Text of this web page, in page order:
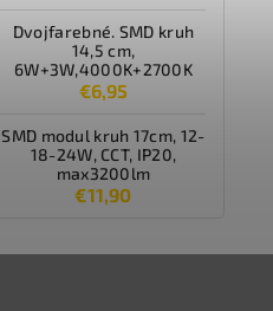
Dvojfarebné. SMD kruh
14,5 cm,
6W+3W,4000K+2700K
€6,95
SMD modul kruh 17cm, 12-
18-24W, CCT, IP20,
max3200lm
€11,90